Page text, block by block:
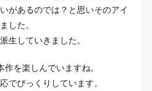
があるのでは？と思いそのアイ
した。
生していきました。
を楽しんでいますね。
でびっくりしています。